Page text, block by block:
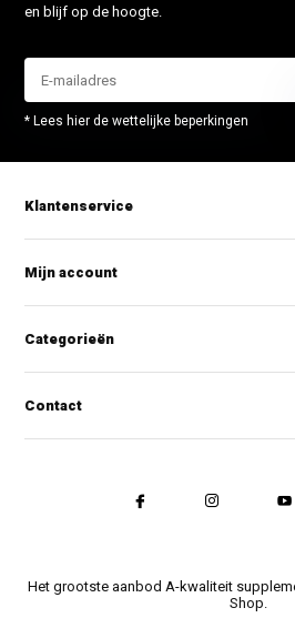
en blijf op de hoogte.
* Lees hier de wettelijke beperkingen
Klantenservice
Mijn account
Categorieën
Contact
Het grootste aanbod A-kwaliteit
Shop.